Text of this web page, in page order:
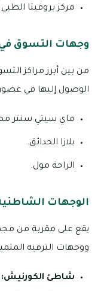
مركز بروفيتا الطبي
وجهات التسوق في
من بين أبرز مراكز
الوصول إليها في
ماي سيتي سنتر
بلازا الحدائق.
الراحة مول.
الوجهات
يقع على مقربة من
ووجهات الترفيه
شاطئ الكورنيش: